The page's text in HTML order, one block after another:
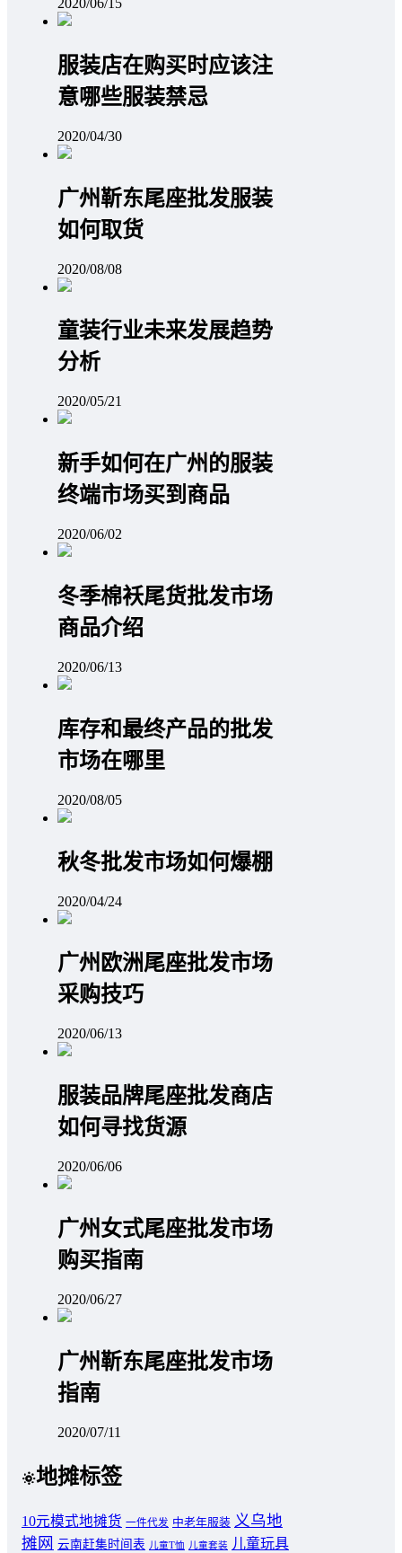
服装店在购买时应该注
意哪些服装禁忌
2020/04/30
广州靳东尾座批发服装
如何取货
2020/08/08
童装行业未来发展趋势
分析
2020/05/21
新手如何在广州的服装
终端市场买到商品
2020/06/02
冬季棉袄尾货批发市场
商品介绍
2020/06/13
库存和最终产品的批发
市场在哪里
2020/08/05
秋冬批发市场如何爆棚
2020/04/24
广州欧洲尾座批发市场
采购技巧
2020/06/13
服装品牌尾座批发商店
如何寻找货源
2020/06/06
广州女式尾座批发市场
购买指南
2020/06/27
广州靳东尾座批发市场
指南
2020/07/11
地摊标签
10元模式地摊货 一件代发 中老年服装 义乌地
摊网 云南赶集时间表 儿童T恤 儿童套装 儿童玩具